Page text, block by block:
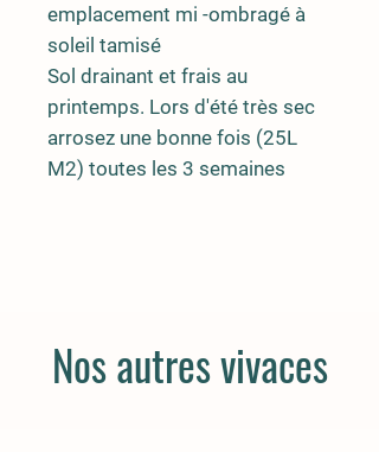
emplacement mi -ombragé à
soleil tamisé
Sol drainant et frais au
printemps. Lors d'été très sec
arrosez une bonne fois (25L
M2) toutes les 3 semaines
Nos autres vivaces